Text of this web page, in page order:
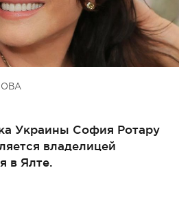
Украины София Ротару
владелицей
в Ялте.